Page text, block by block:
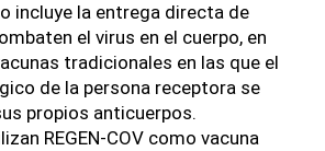
incluye la entrega directa de
el virus en el cuerpo, en
tradicionales en las que el
de la persona receptora se
propios anticuerpos.
REGEN-COV como vacuna